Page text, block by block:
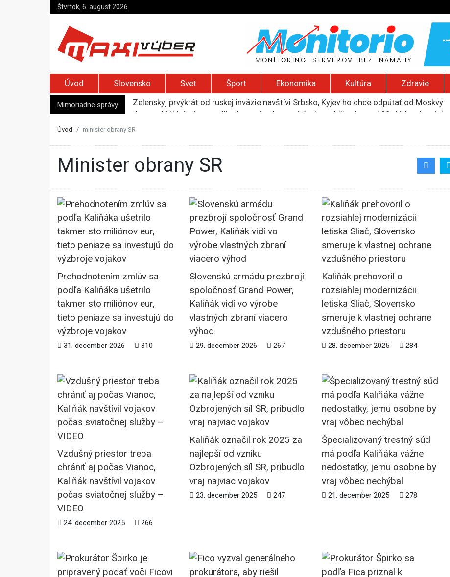
Štvrtok, 6. august 2026
Úvod Slovensko Svet Šport Ekonomika Kultúra Zdravie
Mimoriadne správy
Zelenskyj prvýkrát od ruskej invázie navštívi Srbsko, Kyjev ho chce odpútať od Moskvy
Jemenskí Húsíovia spustili raketové a dronové útoky, zabili najmenej 38 vládnych vojakov
Irán pohrozil susedom, že „zhasne celý Perzský záliv“, pripravil zoznam cieľov
Úvod minister obrany SR
minister obrany SR
Prehodnotením zmlúv sa
podľa Kaliňáka ušetrilo
takmer sto miliónov eur,
tieto peniaze sa investujú do
výzbroje vojakov
31. december 2026 310
Slovenskú armádu prezbrojí
spoločnosť Grand Power,
Kaliňák vidí vo výrobe
vlastných zbraní viacero
výhod
29. december 2026 267
Kaliňák prehovoril o
rozsiahlej modernizácii
letiska Sliač, Slovensko
smeruje k vlastnej ochrane
vzdušného priestoru
28. december 2025 284
Vzdušný priestor treba
chrániť aj počas Vianoc,
Kaliňák navštívil vojakov
počas sviatočnej služby –
VIDEO
24. december 2025 266
Kaliňák označil rok 2025 za
najlepší od vzniku
Ozbrojených síl SR, pribudlo
vraj najviac vojakov
23. december 2025 247
Špecializovaný trestný súd
má podľa Kaliňáka vážne
nedostatky, jemu osobne by
vraj vôbec nechýbal
21. december 2025 278